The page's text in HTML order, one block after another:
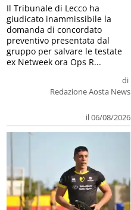
di
Redazione Aosta News
il 06/08/2026
Il Tribunale di Lecco ha
giudicato inammissibile la
domanda di concordato
preventivo presentata dal
gruppo per salvare le testate
ex Netweek ora Ops R...